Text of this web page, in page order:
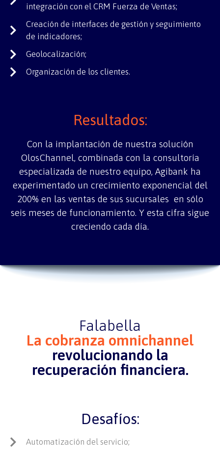
integración con el CRM Fuerza de Ventas;
Creación de interfaces de gestión y seguimiento
de indicadores;
Geolocalización;
Organización de los clientes.
Resultados:
Con la implantación de nuestra solución
OlosChannel, combinada con la consultoría
especializada de nuestro equipo, Agibank ha
experimentado un crecimiento exponencial del
200% en las ventas de sus sucursales en sólo
seis meses de funcionamiento. Y esta cifra sigue
creciendo cada día.
Falabella
La cobranza omnichannel
revolucionando la
recuperación financiera.
Desafíos:
Automatización del servicio;